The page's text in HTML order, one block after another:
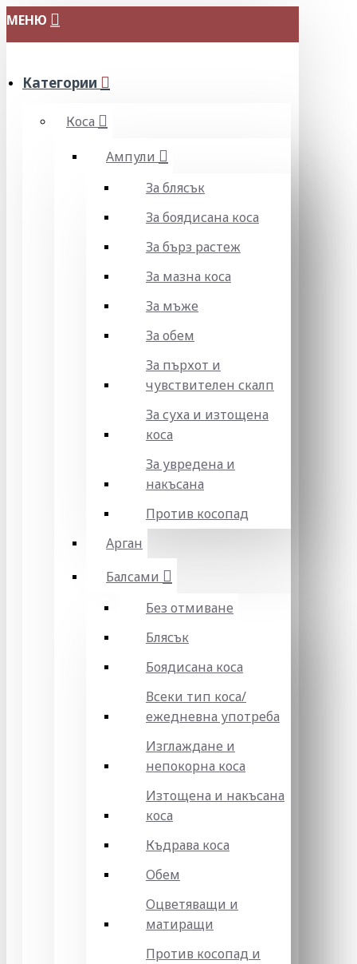
МЕНЮ
Категории
Коса
Ампули
За блясък
За боядисана коса
За бърз растеж
За мазна коса
За мъже
За обем
За пърхот и
чувствителен скалп
За суха и изтощена
коса
За увредена и
накъсана
Против косопад
Арган
Балсами
Без отмиване
Блясък
Боядисана коса
Всеки тип коса/
ежедневна употреба
Изглаждане и
непокорна коса
Изтощена и накъсана
коса
Къдрава коса
Обем
Оцветяващи и
матиращи
Против косопад и